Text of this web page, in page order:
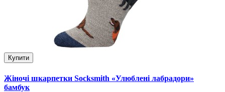
Купити
Жіночі шкарпетки Socksmith «Улюблені лабрадори»
бамбук